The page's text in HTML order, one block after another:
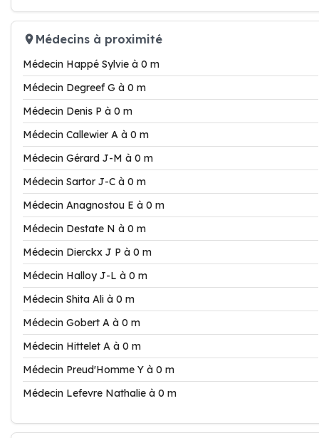
Médecins à proximité
Médecin Happé Sylvie à 0 m
Médecin Degreef G à 0 m
Médecin Denis P à 0 m
Médecin Callewier A à 0 m
Médecin Gérard J-M à 0 m
Médecin Sartor J-C à 0 m
Médecin Anagnostou E à 0 m
Médecin Destate N à 0 m
Médecin Dierckx J P à 0 m
Médecin Halloy J-L à 0 m
Médecin Shita Ali à 0 m
Médecin Gobert A à 0 m
Médecin Hittelet A à 0 m
Médecin Preud'Homme Y à 0 m
Médecin Lefevre Nathalie à 0 m